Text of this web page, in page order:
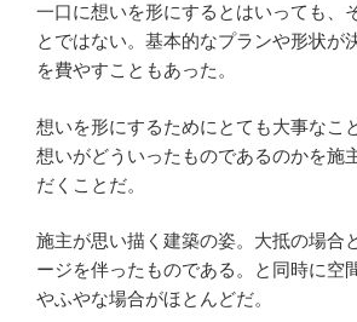
一口に想いを形にするとはいっても、
とではない。基本的なプランや形状が
を費やすこともあった。
想いを形にするためにとても大事なこ
想いがどういったものであるのかを施
だくことだ。
施主が思い描く建築の姿。大抵の場合
ージを伴ったものである。と同時に空
やふやな場合がほとんどだ。